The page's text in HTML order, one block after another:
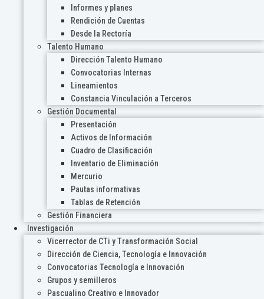
Informes y planes
Rendición de Cuentas
Desde la Rectoría
Talento Humano
Dirección Talento Humano
Convocatorias Internas
Lineamientos
Constancia Vinculación a Terceros
Gestión Documental
Presentación
Activos de Información
Cuadro de Clasificación
Inventario de Eliminación
Mercurio
Pautas informativas
Tablas de Retención
Gestión Financiera
Investigación
Vicerrector de CTi y Transformación Social
Dirección de Ciencia, Tecnología e Innovación
Convocatorias Tecnología e Innovación
Grupos y semilleros
Pascualino Creativo e Innovador